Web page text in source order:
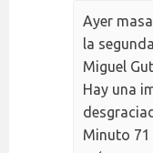
Ayer
la
Miguel
Hay una
Minuto 71